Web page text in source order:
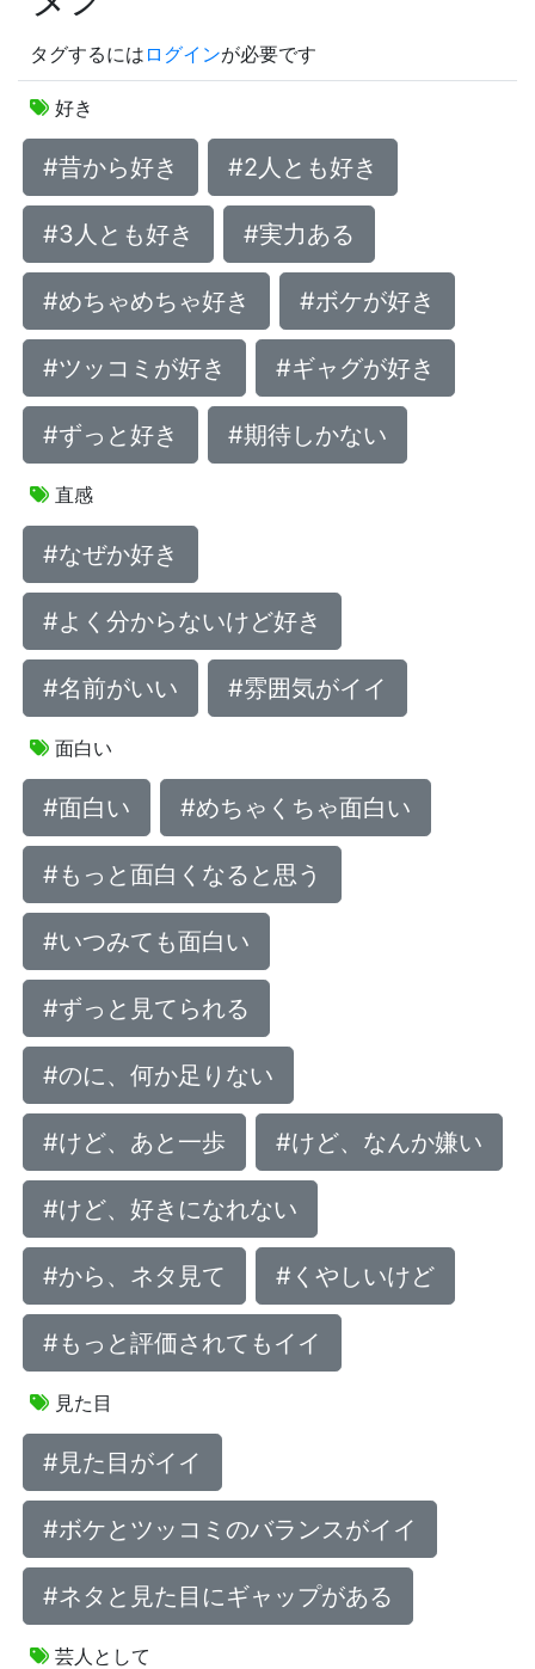
タグするには ログインが必要です
好き
#昔から好き #2人とも好き
#3人とも好き #実力ある
#めちゃめちゃ好き #ボケが好き
#ツッコミが好き #ギャグが好き
#ずっと好き #期待しかない
直感
#なぜか好き
#よく分からないけど好き
#名前がいい #雰囲気がイイ
面白い
#面白い #めちゃくちゃ面白い
#もっと面白くなると思う
#いつみても面白い
#ずっと見てられる
#のに、何か足りない
#けど、あと一歩 #けど、なんか嫌い
#けど、好きになれない
#から、ネタ見て #くやしいけど
#もっと評価されてもイイ
見た目
#見た目がイイ
#ボケとツッコミのバランスがイイ
#ネタと見た目にギャップがある
芸人として